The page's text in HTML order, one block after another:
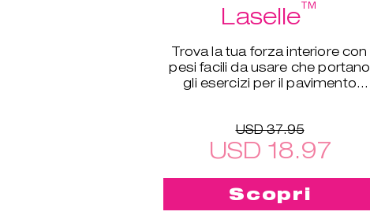
Laselle™
Trova la tua forza interiore con
pesi facili da usare che portano
gli esercizi per il pavimento
USD 37.95
USD 18.97
Scopri